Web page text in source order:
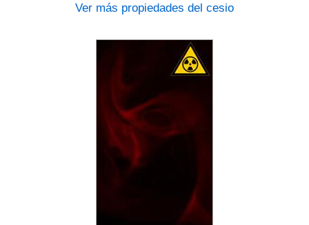
Ver más propiedades del cesio